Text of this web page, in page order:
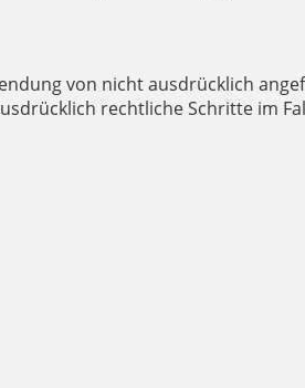
von nicht ausdrücklich
rechtliche Schritte im